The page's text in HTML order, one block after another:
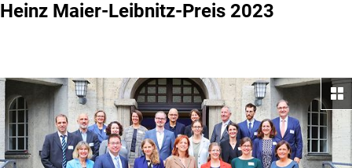
Heinz Maier-Leibnitz-Preis 2023